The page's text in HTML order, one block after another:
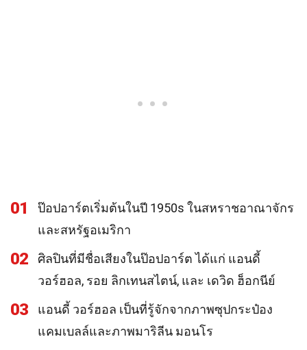
01
ป๊อปอาร์ตเริ่มต้นในปี 1950s ในสหราชอาณาจักร
และสหรัฐอเมริกา
02
ศิลปินที่มีชื่อเสียงในป๊อปอาร์ต ได้แก่ แอนดี้
วอร์ฮอล, รอย ลิกเทนสไตน์, และ เดวิด ฮ็อกนีย์
03
แอนดี้ วอร์ฮอล เป็นที่รู้จักจากภาพซุปกระป๋อง
แคมเบลล์และภาพมาริลีน มอนโร